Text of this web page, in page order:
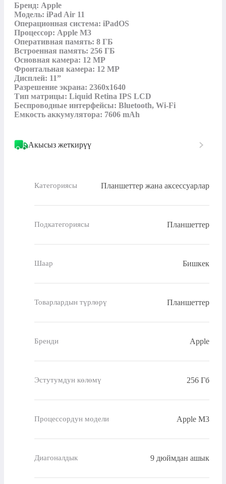
Бренд: Apple
Модель: iPad Air 11
Операционная система: iPadOS
Процессор: Apple M3
Оперативная память: 8 ГБ
Встроенная память: 256 ГБ
Основная камера: 12 MP
Фронтальная камера: 12 MP
Дисплей: 11”
Разрешение экрана: 2360х1640
Тип матрицы: Liquid Retina IPS LCD
Беспроводные интерфейсы: Bluetooth, Wi-Fi
Емкость аккумулятора: 7606 mAh
Акысыз жеткирүү
Категориясы Планшеттер жана аксессуарлар
Подкатегориясы Планшеттер
Шаар Бишкек
Товарлардын түрлөрү Планшеттер
Бренди Apple
Эстутумдун көлөмү 256 Гб
Процессордун модели Apple M3
Диагоналдык 9 дюймдан ашык